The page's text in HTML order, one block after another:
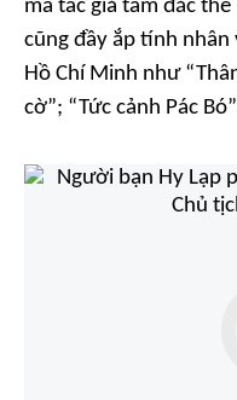
mà tác giả tâm đắc
cũng đầy ắp tính nhân
Hồ Chí Minh như
cờ”; “Tức cảnh Pác